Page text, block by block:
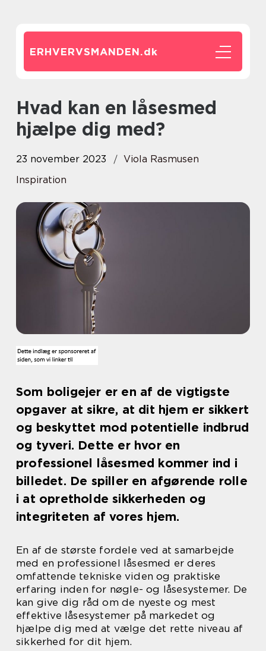
ERHVERVSMANDEN.dk
Hvad kan en låsesmed
hjælpe dig med?
23 november 2023
Viola Rasmusen
Inspiration
Som boligejer er en af de vigtigste
opgaver at sikre, at dit hjem er sikkert
og beskyttet mod potentielle indbrud
og tyveri. Dette er hvor en
professionel låsesmed kommer ind i
billedet. De spiller en afgørende rolle
i at opretholde sikkerheden og
integriteten af vores hjem.
En af de største fordele ved at samarbejde
med en professionel låsesmed er deres
omfattende tekniske viden og praktiske
erfaring inden for nøgle- og låsesystemer. De
kan give dig råd om de nyeste og mest
effektive låsesystemer på markedet og
hjælpe dig med at vælge det rette niveau af
sikkerhed for dit hjem.